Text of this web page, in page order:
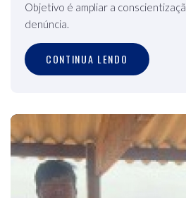
Objetivo é ampliar a
denúncia.
CONTINUA LENDO